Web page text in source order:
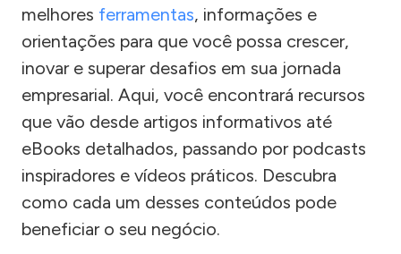
melhores ferramentas, informações e
orientações para que você possa crescer,
inovar e superar desafios em sua jornada
empresarial. Aqui, você encontrará recursos
que vão desde artigos informativos até
eBooks detalhados, passando por podcasts
inspiradores e vídeos práticos. Descubra
como cada um desses conteúdos pode
beneficiar o seu negócio.